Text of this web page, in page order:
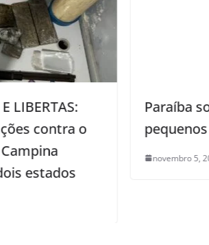
Paraíba soma mais de 13 mil
pequenos negócios na saúde
novembro 5, 2025